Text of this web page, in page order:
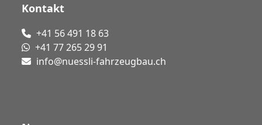
Kontakt
+41 56 491 18 63
+41 77 265 29 91
info@nuessli-fahrzeugbau.ch